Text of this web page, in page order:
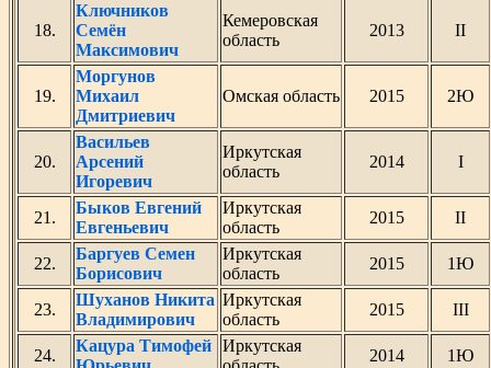
18.
Ключников
Семён
Максимович
Кемеровская
область
2013 II
19.
Моргунов
Михаил
Дмитриевич
Омская область 2015 2Ю
20.
Васильев
Арсений
Игоревич
Иркутская
область
2014 I
21.
Быков Евгений
Евгеньевич
Иркутская
область
2015 II
22.
Баргуев Семен
Борисович
Иркутская
область
2015 1Ю
23.
Шуханов Никита
Владимирович
Иркутская
область
2015 III
24.
Кацура Тимофей Иркутская
2014 1Ю